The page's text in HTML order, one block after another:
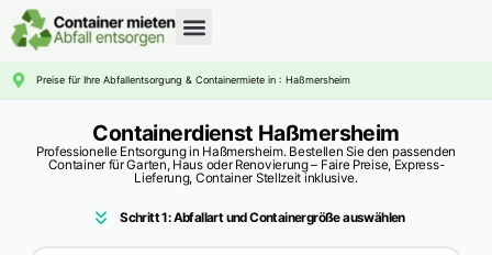
Preise für Ihre Abfallentsorgung & Containermiete in : Haßmersheim
Containerdienst Haßmersheim
Professionelle Entsorgung in Haßmersheim. Bestellen Sie den passenden
Container für Garten, Haus oder Renovierung – Faire Preise, Express-
Lieferung, Container Stellzeit inklusive.
Schritt 1: Abfallart und Containergröße auswählen